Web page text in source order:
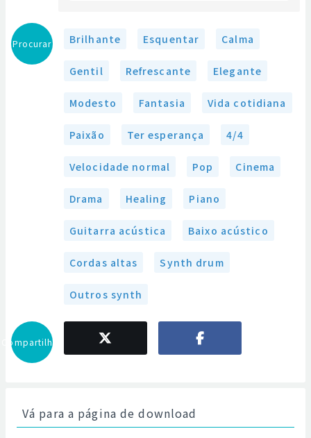
Procurar Brilhante Esquentar Calma
Gentil Refrescante Elegante
Modesto Fantasia Vida cotidiana
Paixão Ter esperança 4/4
Velocidade normal Pop Cinema
Drama Healing Piano
Guitarra acústica Baixo acústico
Cordas altas Synth drum
Outros synth
Compartilhar
Vá para a página de download